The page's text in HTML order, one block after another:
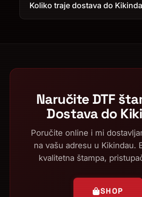
Koliko traje dostava do
Naručite DTF
Dostava do
Poručite online i mi
na vašu adresu u Kikindau.
kvalitetna štampa,
SHOP